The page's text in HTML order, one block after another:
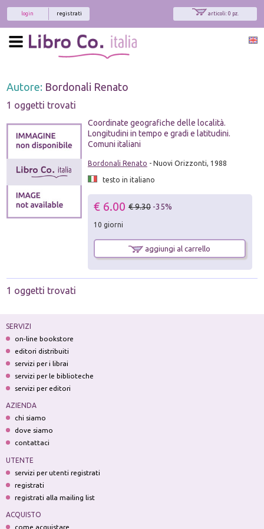
articoli: 0 pz.
registrati
login
Autore: Bordonali Renato
1 oggetti trovati
Coordinate geografiche delle località.
Longitudini in tempo e gradi e latitudini.
Comuni italiani
Bordonali Renato - Nuovi Orizzonti, 1988
testo in italiano
€ 6.00 € 9.30 -35%
10 giorni
aggiungi al carrello
1 oggetti trovati
SERVIZI
on-line bookstore
editori distribuiti
servizi per i librai
servizi per le biblioteche
servizi per editori
AZIENDA
chi siamo
dove siamo
contattaci
UTENTE
servizi per utenti registrati
registrati
registrati alla mailing list
ACQUISTO
come acquistare